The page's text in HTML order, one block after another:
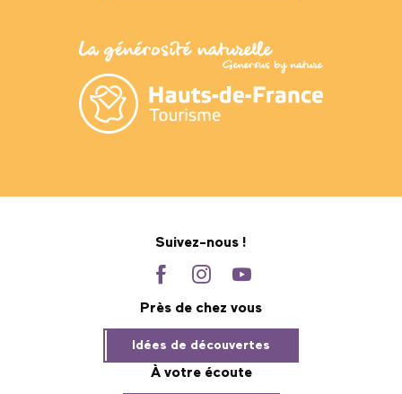
Suivez-nous !
Près de chez vous
Idées de découvertes
À votre écoute